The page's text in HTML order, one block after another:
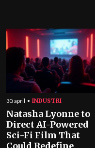
30. april INDUSTRI
Natasha Lyonne to
Direct AI-Powered
Sci-Fi Film That